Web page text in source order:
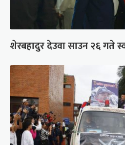
शेरबहादुर देउवा साउन २६ गते